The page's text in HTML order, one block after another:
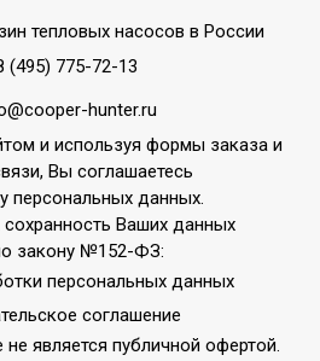
тепловых насосов в России
(495) 775-72-13
hunter.ru
и используя формы заказа и
Вы соглашаетесь
персональных данных.
Ваших данных
закону №152-ФЗ:
персональных данных
соглашение
является публичной офертой.